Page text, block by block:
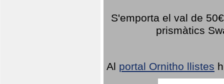
S'emporta el val de
prismàtics
Al portal Ornitho llistes